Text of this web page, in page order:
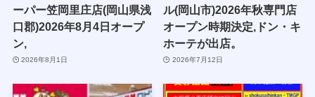
ーパー笠岡里庄店(岡山県浅
口郡)2026年8月4日オープ
ン,
2026年8月1日
ル(岡山市)2026年秋専門店
オープン時期決定,ドン・キ
ホーテが出店。
2026年7月12日